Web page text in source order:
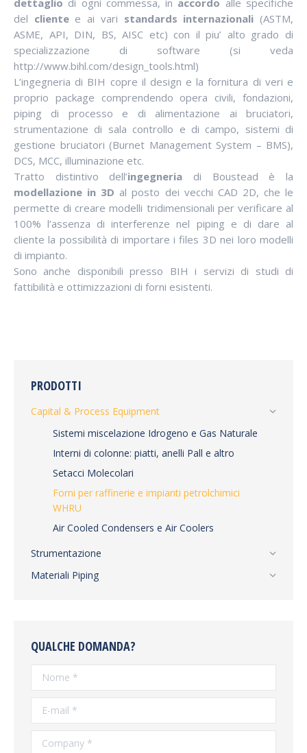
dettaglio di ogni commessa, in accordo alle specifiche
del clientee ai vari standards internazionali (ASTM,
ASME, API, DIN, BS, AISC etc) con il piu’ alto grado di
specializzazione di software (si veda
http://www.bihl.com/design_tools.html)
L’ingegneria di BIH copre il design e la fornitura di veri e
proprio package comprendendo opera civili, fondazioni,
piping di processo e di alimentazione ai bruciatori,
strumentazione di sala controllo e di campo, sistemi di
gestione bruciatori (Burnet Management System – BMS),
DCS, MCC, illuminazione etc.
Tratto distintivo dell’ingegneria di Boustead è la
modellazione in 3D al posto dei vecchi CAD 2D, che le
permette di creare modelli tridimensionali per verificare al
100% l’assenza di interferenze nel piping e di dare al
cliente la possibilità di importare i files 3D nei loro modelli
di impianto.
Sono anche disponibili presso BIH i servizi di studi di
fattibilità e ottimizzazioni di forni esistenti.
PRODOTTI
Capital & Process Equipment
Sistemi miscelazione Idrogeno e Gas Naturale
Interni di colonne: piatti, anelli Pall e altro
Setacci Molecolari
Forni per raffinerie e impianti petrolchimici
WHRU
Air Cooled Condensers e Air Coolers
Strumentazione
Materiali Piping
QUALCHE DOMANDA?
Nome *
E-mail *
Company *